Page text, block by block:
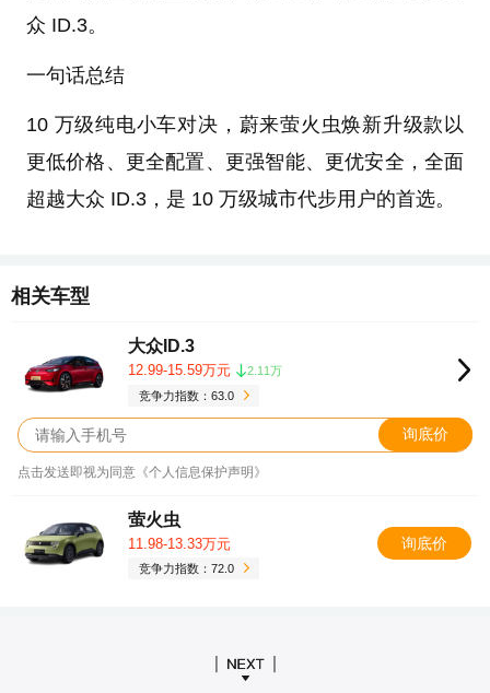
众 ID.3。
一句话总结
10 万级纯电小车对决，蔚来萤火虫焕新升级款以
更低价格、更全配置、更强智能、更优安全，全面
超越大众 ID.3，是 10 万级城市代步用户的首选。
相关车型
大众ID.3
12.99-15.59万元
2.11万
竞争力指数：63.0
询底价
点击发送即视为同意《个人信息保护声明》
萤火虫
11.98-13.33万元
竞争力指数：72.0
询底价